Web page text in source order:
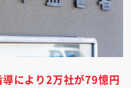
により2万社が79憶円